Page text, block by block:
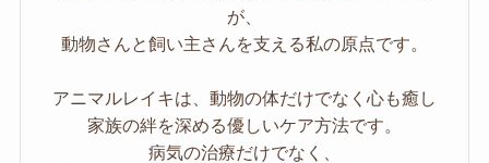
が、
動物さんと飼い主さんを支える私の原点です。
アニマルレイキは、動物の体だけでなく心も癒し
家族の絆を深める優しいケア方法です。
病気の治療だけでなく、